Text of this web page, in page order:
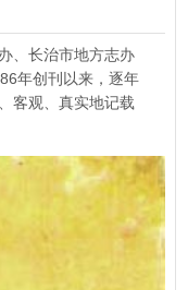
、长治市地方志办
年创刊以来，逐年
客观、真实地记载